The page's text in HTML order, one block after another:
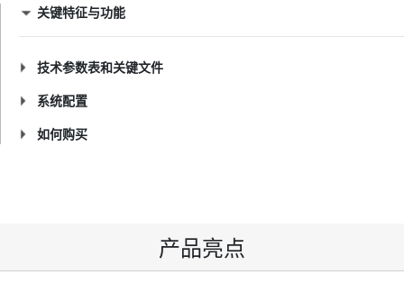
关键特征与功能
技术参数表和关键文件
系统配置
如何购买
产品亮点